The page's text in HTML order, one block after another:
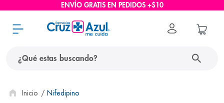
ENVÍO GRATIS EN PEDIDOS +$10
Nifedipino
términos más buscados